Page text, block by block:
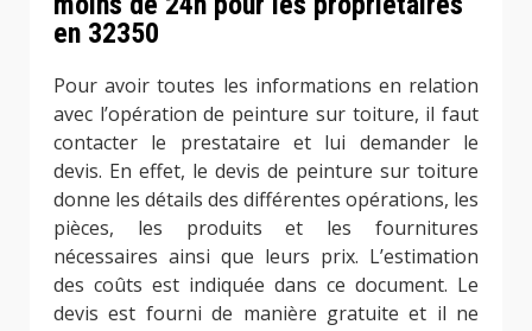
en 32350
Pour avoir toutes les informations en relation
avec l’opération de peinture sur toiture, il faut
contacter le prestataire et lui demander le
devis. En effet, le devis de peinture sur toiture
donne les détails des différentes opérations, les
pièces, les produits et les fournitures
nécessaires ainsi que leurs prix. L’estimation
des coûts est indiquée dans ce document. Le
devis est fourni de manière gratuite et il ne